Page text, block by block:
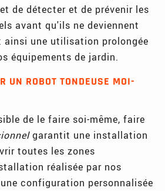
de détecter et de prévenir les
avant qu'ils ne deviennent
ainsi une utilisation prolongée
équipements de jardin.
UN ROBOT TONDEUSE MOI-
de le faire soi-même, faire
garantit une installation
toutes les zones
réalisée par nos
configuration personnalisée